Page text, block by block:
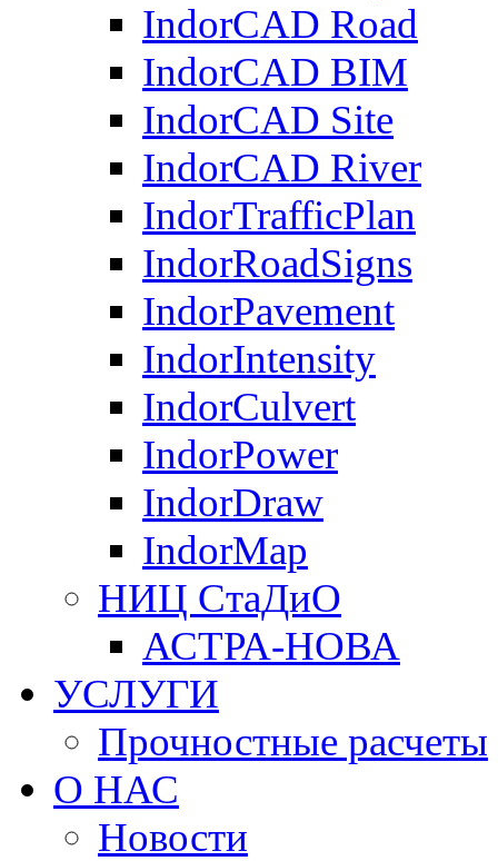
IndorCAD Road
IndorCAD BIM
IndorCAD Site
IndorCAD River
IndorTrafficPlan
IndorRoadSigns
IndorPavement
IndorIntensity
IndorCulvert
IndorPower
IndorDraw
IndorMap
НИЦ СтаДиО
АСТРА-НОВА
УСЛУГИ
Прочностные расчеты
О НАС
Новости